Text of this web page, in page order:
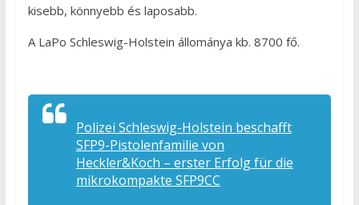
kisebb, könnyebb és laposabb.
A LaPo Schleswig-Holstein állománya kb. 8700 fő.
Polizei Schleswig-Holstein beschafft
SFP9-Pistolenfamilie von
Heckler&Koch – erster Erfolg für die
mikrokompakte SFP9CC